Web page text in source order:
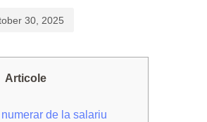
30, 2025
Articole
de la salariu